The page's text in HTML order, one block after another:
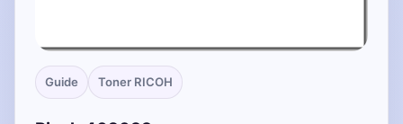
Guide Toner RICOH